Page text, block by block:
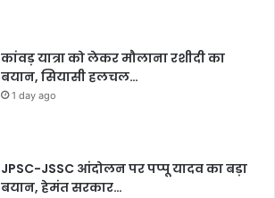
कांवड़ यात्रा को लेकर मौलाना रशीदी का
बयान, सियासी हलचल…
1 day ago
JPSC-JSSC आंदोलन पर पप्पू यादव का बड़ा
बयान, हेमंत सरकार…